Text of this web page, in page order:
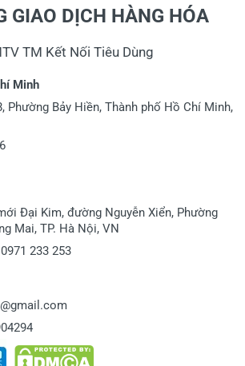
GIAO DỊCH HÀNG HÓA
TM Kết Nối Tiêu Dùng
Minh
Phường Bảy Hiền, Thành phố Hồ Chí Minh,
Đại Kim, đường Nguyễn Xiển, Phường
Mai, TP. Hà Nội, VN
233 253